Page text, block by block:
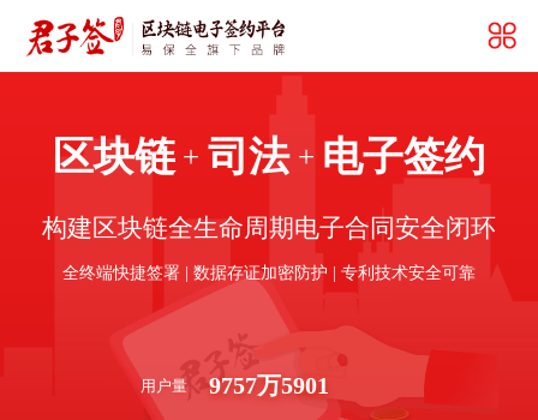
区块链 + 司法 + 电子签约
构建区块链全生命周期电子合同安全闭环
全终端快捷签署 | 数据存证加密防护 | 专利技术安全可靠
用户量 9757万5901